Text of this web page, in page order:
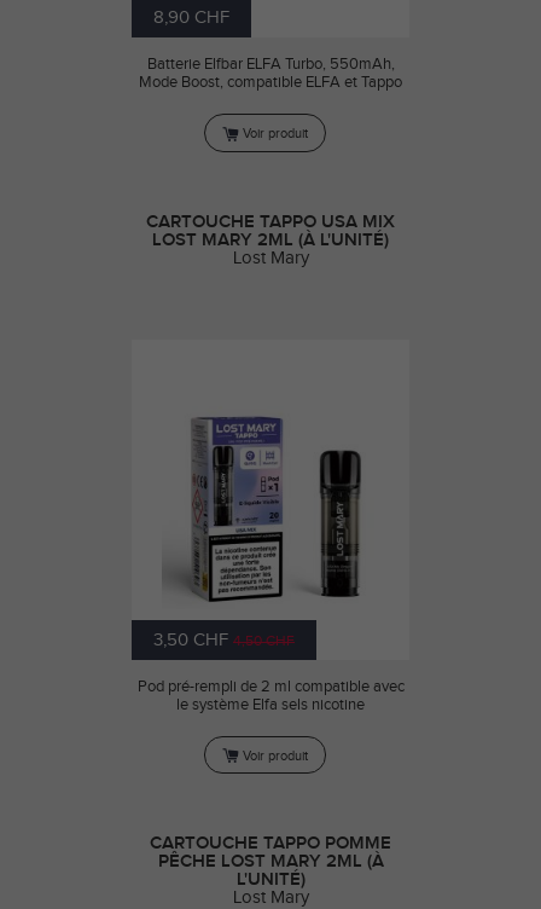
8,90 CHF
Batterie Elfbar ELFA Turbo, 550mAh,
Mode Boost, compatible ELFA et Tappo
Voir produit
CARTOUCHE TAPPO USA MIX
LOST MARY 2ML (À L'UNITÉ)
Lost Mary
3,50 CHF 4,50 CHF
Pod pré-rempli de 2 ml compatible avec
le système Elfa sels nicotine
Voir produit
CARTOUCHE TAPPO POMME
PÊCHE LOST MARY 2ML (À
L'UNITÉ)
Lost Mary